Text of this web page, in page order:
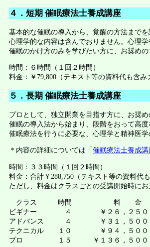
４．短期 催眠療法士養成講座
基本的な催眠の導入から、覚醒の方法まで
心理学的な内容は含んでおりません。心理
催眠のかけ方のみを学びたい方に、お奨め
時間：６時間（１回２時間）
料金：￥79,800（テキスト等の資料代も含み
５．長期 催眠療法士養成講座
プロとして、独立開業を目指す方に、お奨
催眠の導入法から始まり、段階をおって高
催眠療法を行うに必要な、心理学と精神医
＊内容の詳細については「催眠療法士養成講
時間：３３時間（１回２時間）
料金：合計￥288,750（テキスト等の資料代
ただし、料金はクラスごとの受講開始時に
クラス 時間 料 金
ビギナー ４ ￥２６，２５０
アドバンス ４ ￥３１，５００
テクニカル １０ ￥９４，５００
プロ １５ ￥１３６，５００